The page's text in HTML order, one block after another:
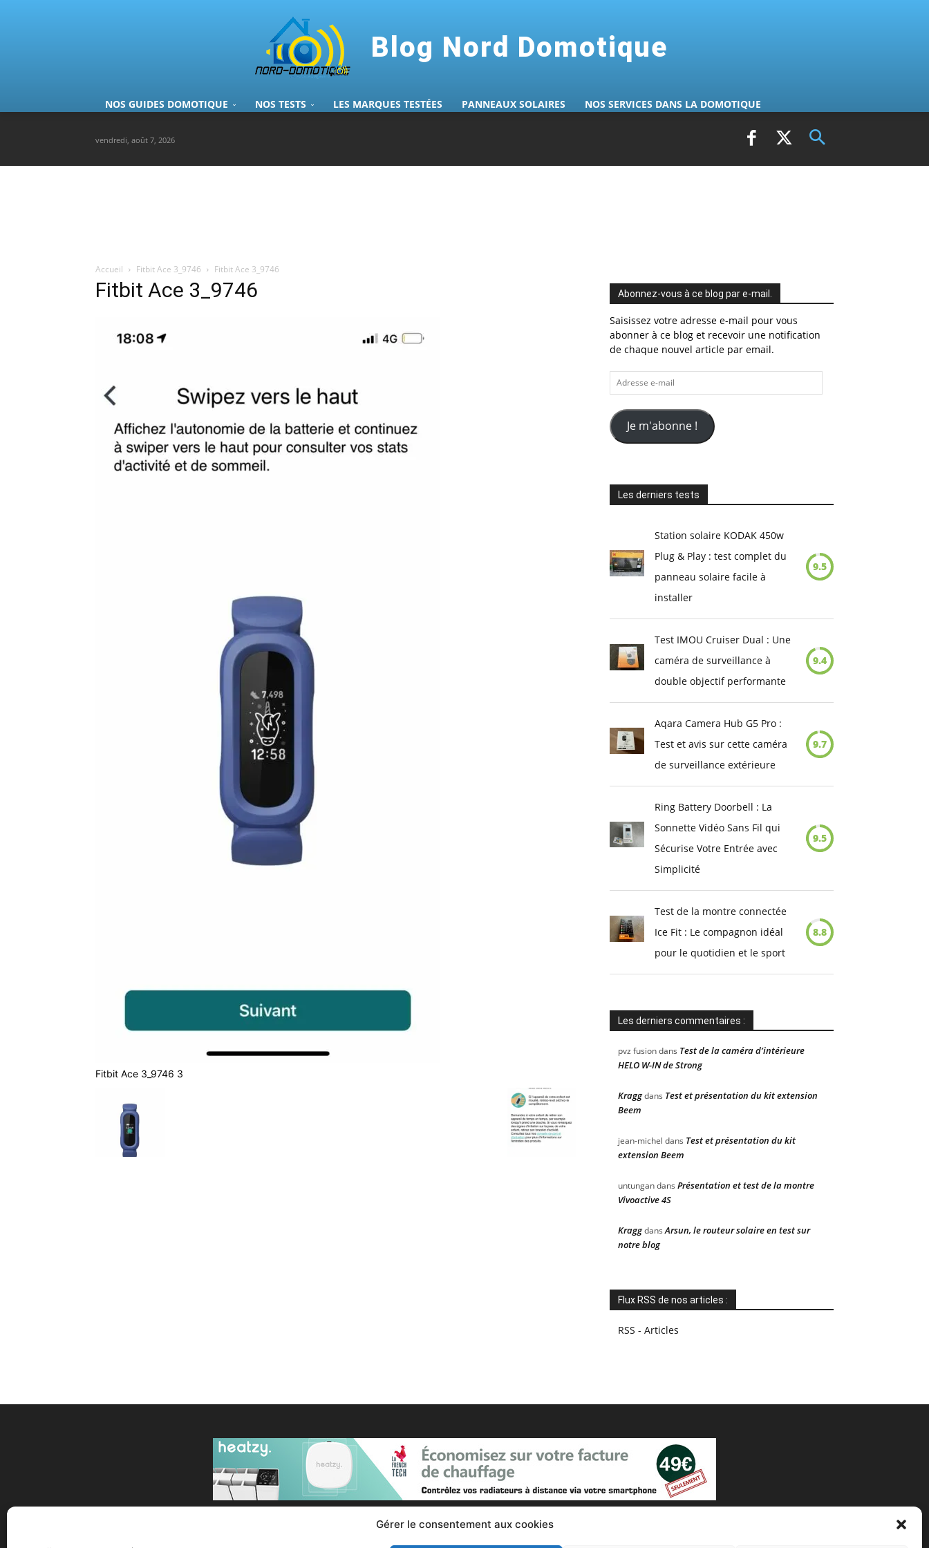
Gérer le consentement aux cookies
Blog Nord Domotique
NOS GUIDES DOMOTIQUE NOS TESTS LES MARQUES TESTÉES PANNEAUX SOLAIRES NOS SERVICES DANS LA DOMOTIQUE
vendredi, août 7, 2026
Accueil Fitbit Ace 3_9746 Fitbit Ace 3_9746
Fitbit Ace 3_9746
Fitbit Ace 3_9746 3
Abonnez-vous à ce blog par e-mail.
Saisissez votre adresse e-mail pour vous
abonner à ce blog et recevoir une notification
de chaque nouvel article par email.
Adresse
e-
mail
Je m'abonne !
Les derniers tests
Station solaire KODAK 450w
Plug & Play : test complet du
panneau solaire facile à
installer
9.5
Test IMOU Cruiser Dual : Une
caméra de surveillance à
double objectif performante
9.4
Aqara Camera Hub G5 Pro :
Test et avis sur cette caméra
de surveillance extérieure
9.7
Ring Battery Doorbell : La
Sonnette Vidéo Sans Fil qui
Sécurise Votre Entrée avec
Simplicité
9.5
Test de la montre connectée
Ice Fit : Le compagnon idéal
pour le quotidien et le sport
8.8
Les derniers commentaires :
pvz fusiondans Test de la caméra d’intérieure
HELO W-IN de Strong
Kraggdans Test et présentation du kit extension
Beem
jean-michel dans Test et présentation du kit
extension Beem
untungandans Présentation et test de la montre
Vivoactive 4S
KraggdansArsun, le routeur solaire en test sur
notre blog
Flux RSS de nos articles :
RSS - Articles